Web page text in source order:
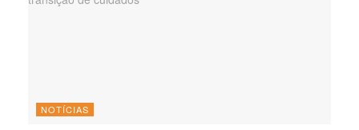
NOTÍCIAS